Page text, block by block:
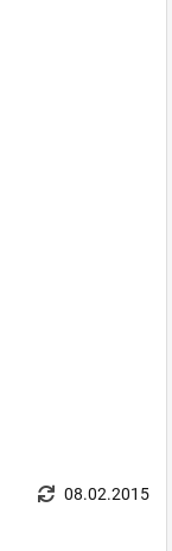
08.02.2015